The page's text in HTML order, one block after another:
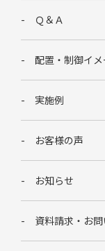
Ｑ＆Ａ
配置・制御イメ
実施例
お客様の声
お知らせ
資料請求・お